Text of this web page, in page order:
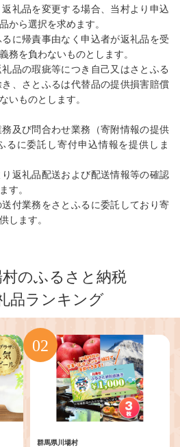
礼品を変更する場合、当村より申込
から選択を求めます。
に帰責事由なく申込者が返礼品を受
務を負わないものとします。
品の瑕疵等につき自己又はさとふる
、さとふるは代替品の提供損害賠償
いものとします。
及び問合わせ業務（寄附情報の提供
るに委託し寄付申込情報を提供しま
返礼品配送および配送情報等の確認
す。
付業務をさとふるに委託しており寄
します。
のふるさと納税
品ランキング
群馬県川場村